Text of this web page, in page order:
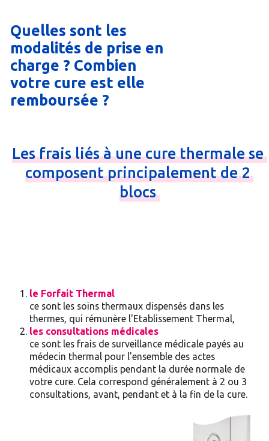
Quelles sont les
modalités de prise en
charge ? Combien
votre cure est elle
remboursée ?
Lesfraisliésàunecurethermalese
composentprincipalementde2
blocs
le Forfait Thermal
ce sont les soins thermaux dispensés dans les
thermes, qui rémunère l'Etablissement Thermal,
les consultations médicales
ce sont les frais de surveillance médicale payés au
médecin thermal pour l'ensemble des actes
médicaux accomplis pendant la durée normale de
votre cure. Cela correspond généralement à 2 ou 3
consultations, avant, pendant et à la fin de la cure.